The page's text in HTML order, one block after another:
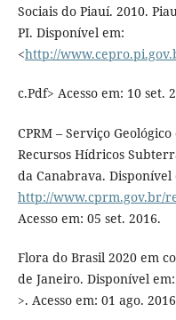
Sociais do Piauí. 2010.
PI. Disponível em:
<http://
c.Pdf> Acesso em: 10 set.
CPRM – Serviço
Recursos Hídricos
da Canabrava. Disponível
http://www.cprm.gov.br/
Acesso em: 05 set. 2016.
Flora do Brasil 2020 em
de Janeiro. Disponível
>. Acesso em: 01 ago.